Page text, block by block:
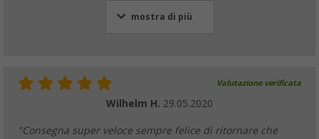
mostra di più
Valutazione verificata
Wilhelm H. 29.05.2020
"Consegna super veloce sempre felice di ritornare che